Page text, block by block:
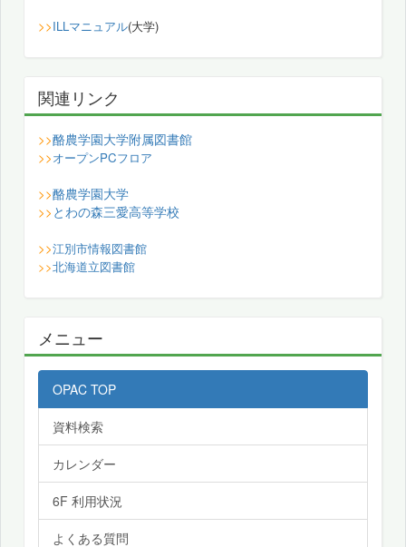
>>ILLマニュアル(大学)
関連リンク
>>酪農学園大学附属図書館
>>オープンPCフロア
>>酪農学園大学
>> とわの森三愛高等学校
>>江別市情報図書館
>>北海道立図書館
メニュー
OPAC TOP
資料検索
カレンダー
6F 利用状況
よくある質問